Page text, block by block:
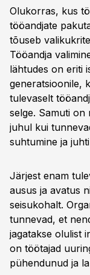
Olukorras, kus
tööandjate
tõuseb
Tööandja
lähtudes on eriti
generatsioonile,
tulevaselt
selge. Samuti on
juhul kui
suhtumine ja
Järjest enam
ausus ja avatus
seisukohalt.
tunnevad, et
jagatakse olulist
on töötajad
pühendunud ja